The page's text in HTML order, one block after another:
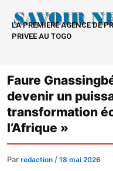
contenu
LA PREMIERE AGENCE DE
PRIVEE AU TOGO
Faure
devenir un
transformation
l’Afrique »
Par redaction / 18 mai 2026